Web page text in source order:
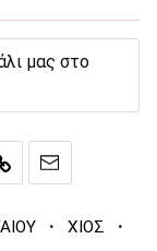
μας στο
· ΧΙΟΣ ·